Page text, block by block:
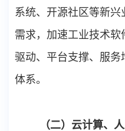
系统、开源社区等新
需求，加速工业技术
驱动、平台支撑、服
体系。
（二）云计算、